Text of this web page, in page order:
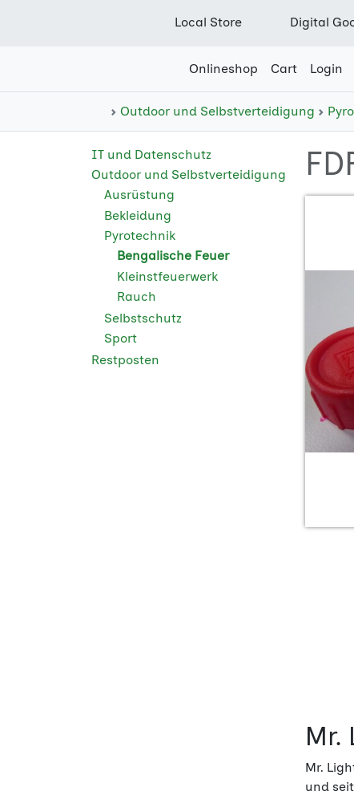
Local Store Digital
Onlineshop Cart Login
Outdoor und Selbstverteidigung
IT und Datenschutz
Outdoor und Selbstverteidigung
Ausrüstung
Bekleidung
Pyrotechnik
Bengalische Feuer
Kleinstfeuerwerk
Rauch
Selbstschutz
Sport
Restposten
Mr.
Mr.
und